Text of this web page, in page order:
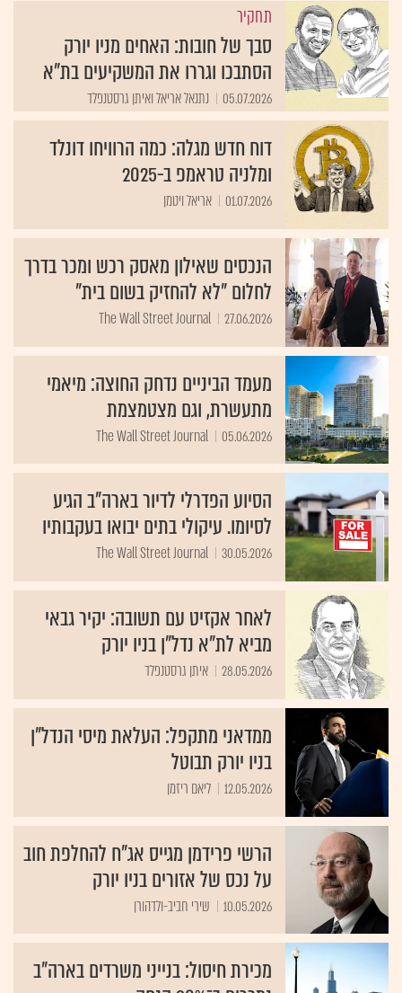
תחקיר
סבך של חובות: האחים מניו יורק
הסתבכו וגררו את המשקיעים בת"א
05.07.2026 נתנאל אריאל ואיתן גרסטנפלד
דוח חדש מגלה: כמה הרוויחו דונלד
ומלניה טראמפ ב-2025
01.07.2026 אריאל ויטמן
הנכסים שאילון מאסק רכש ומכר בדרך
לחלום "לא להחזיק בשום בית"
27.06.2026
The Wall Street Journal
מעמד הביניים נדחק החוצה: מיאמי
מתעשרת, וגם מצטמצמת
05.06.2026
The Wall Street Journal
הסיוע הפדרלי לדיור בארה"ב הגיע
לסיומו. עיקולי בתים יבואו בעקבותיו
30.05.2026
The Wall Street Journal
לאחר אקזיט עם תשובה: יקיר גבאי
מביא לת"א נדל"ן בניו יורק
28.05.2026 איתן גרסטנפלד
ממדאני מתקפל: העלאת מיסי הנדל"ן
בניו יורק תבוטל
12.05.2026 ליאם ריזמן
הרשי פרידמן מגייס אג"ח להחלפת חוב
על נכס של אזורים בניו יורק
10.05.2026 שירי חביב-ולדהורן
מכירת חיסול: בנייני משרדים בארה"ב